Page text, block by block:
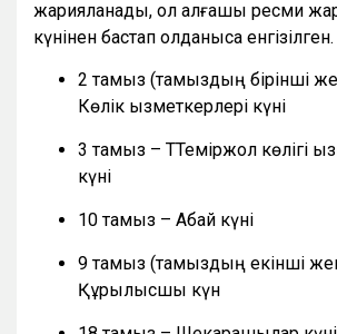
жарияланады, ол алғашқы ресми
күнінен бастап қолданысқа енгізілген.
2 тамыз (тамыздың бірінші
Көлік қызметкерлері күні
3 тамыз – ТТеміржол көлігі
күні
10 тамыз – Абай күні
9 тамыз (тамыздың екінші
Құрылысшы күн